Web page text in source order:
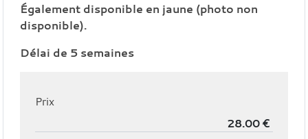
Également disponible en jaune (photo non
disponible).
Délai de 5 semaines
Prix